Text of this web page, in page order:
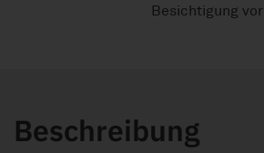
Besichtigung vor
Beschreibung